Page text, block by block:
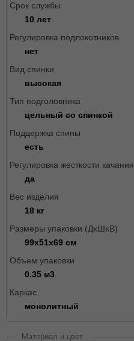
Срок службы
10 лет
Регулировка подлокотников
нет
Вид спинки
высокая
Тип подголовника
цельный со спинкой
Поддержка спины
есть
Регулировка жесткости качания
да
Вес изделия
18 кг
Размеры упаковки (ДxШxВ)
99х51х69 см
Объем упаковки
0.35 м3
Каркас
монолитный
Материал и цвет